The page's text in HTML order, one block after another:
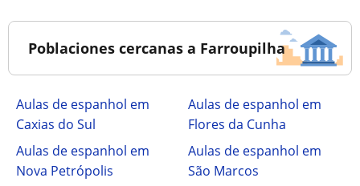
Poblaciones cercanas a Farroupilha
Aulas de espanhol em
Caxias do Sul
Aulas de espanhol em
Flores da Cunha
Aulas de espanhol em
Nova Petrópolis
Aulas de espanhol em
São Marcos